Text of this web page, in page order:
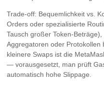
Trade-off: Bequemlichkeit vs.
Orders oder spezialisierte
Tausch großer Token-
Aggregatoren oder Protokollen
kleinere Swaps ist die
— vorausgesetzt, man prüft
automatisch hohe Slippage.